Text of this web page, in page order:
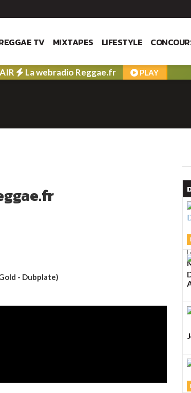
TV MIXTAPES LIFESTYLE
La webradio Reggae.fr PLAY
- Dubplate)